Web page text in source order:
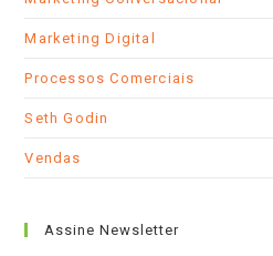
Marketing Digital
Processos Comerciais
Seth Godin
Vendas
Assine Newsletter